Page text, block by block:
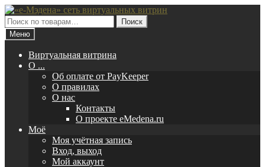
Перейти
к
навигации
Перейти
к
содержимому
Искать:
Поиск
Меню
Виртуальная витрина
O ...
Об оплате от PayKeeper
О правилах
О нас
Контакты
О проекте eMedena.ru
Моё
Моя учётная запись
Вход, выход
Мой аккаунт